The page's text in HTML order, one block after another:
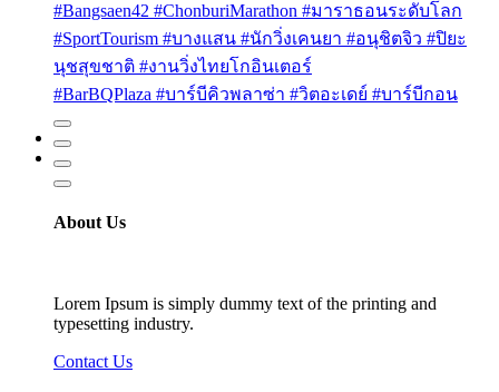
#Bangsaen42 #ChonburiMarathon #มาราธอนระดับโลก
#SportTourism #บางแสน #นักวิ่งเคนยา #อนุชิตจิว #ปิยะ
นุชสุขชาติ #งานวิ่งไทยโกอินเตอร์
#BarBQPlaza #บาร์บีคิวพลาซ่า #วิตอะเดย์ #บาร์บีกอน
About Us
Lorem Ipsum is simply dummy text of the printing and
typesetting industry.
Contact Us